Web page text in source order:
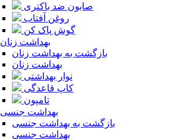
صابون ضد باکتری
روغن آفتاب
گوش پاک کن
بهداشت زنان
بازگشت به بهداشت زنان
بهداشت زنان
نوار بهداشتی
کاپ قاعدگی
تامپون
بهداشت جنسی
بازگشت به بهداشت جنسی
بهداشت جنسی